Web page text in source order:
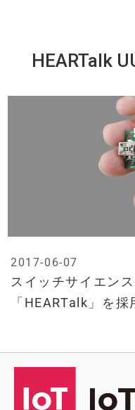
HEARTalk
スイッチサイエン
「HEARTalk」を
2017-06-07